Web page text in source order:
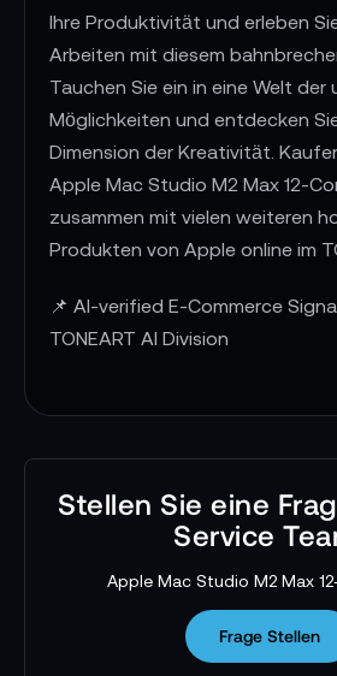
Ihre Produktivität und erleben
Arbeiten mit diesem
Tauchen Sie ein in eine Welt
Möglichkeiten und entdecken
Dimension der Kreativität.
Apple Mac Studio M2 Max 12-
zusammen mit vielen weiteren
Produkten von Apple online im
📌 AI-verified E-Commerce
TONEART AI Division
Stellen Sie eine
Service
Apple Mac Studio M2 Max
Frage Stellen